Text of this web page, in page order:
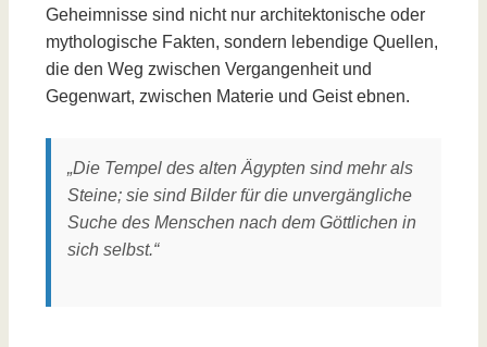
Geheimnisse sind nicht nur architektonische oder
mythologische Fakten, sondern lebendige Quellen,
die den Weg zwischen Vergangenheit und
Gegenwart, zwischen Materie und Geist ebnen.
„Die Tempel des alten Ägypten sind mehr als
Steine; sie sind Bilder für die unvergängliche
Suche des Menschen nach dem Göttlichen in
sich selbst.“